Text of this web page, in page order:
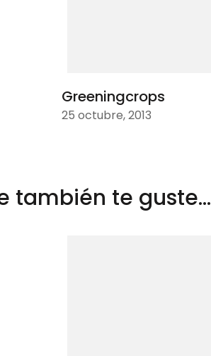
Greeningcrops
25 octubre, 2013
también te guste...